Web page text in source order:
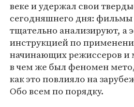
веке и удержал свои
сегодняшнего дня:
тщательно анализируют, а
инструкцией по
начинающих режиссеров и
в чем же был феномен
как это повлияло на
Обо всем по порядку.